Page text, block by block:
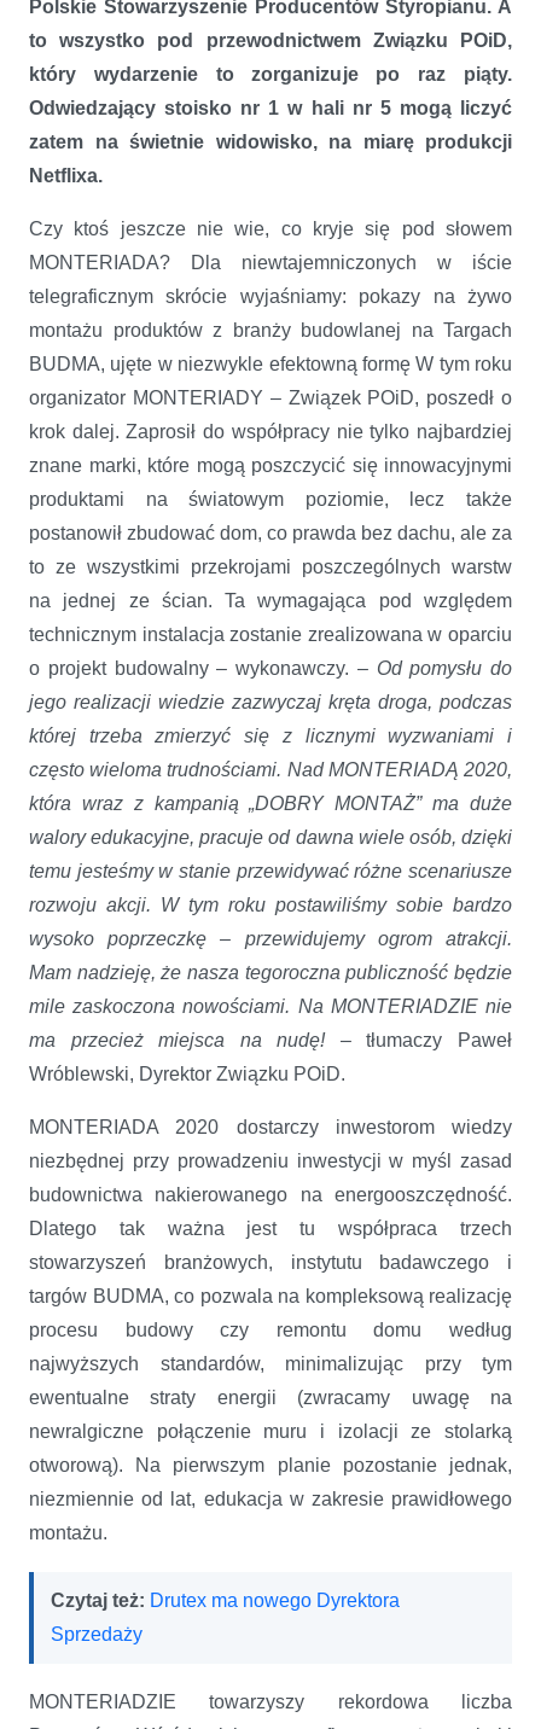
Polskie Stowarzyszenie Producentów Styropianu. A
to wszystko pod przewodnictwem Związku POiD,
który wydarzenie to zorganizuje po raz piąty.
Odwiedzający stoisko nr 1 w hali nr 5 mogą liczyć
zatem na świetnie widowisko, na miarę produkcji
Netflixa.
Czy ktoś jeszcze nie wie, co kryje się pod słowem
MONTERIADA? Dla niewtajemniczonych w iście
telegraficznym skrócie wyjaśniamy: pokazy na żywo
montażu produktów z branży budowlanej na Targach
BUDMA, ujęte w niezwykle efektowną formę W tym roku
organizator MONTERIADY – Związek POiD, poszedł o
krok dalej. Zaprosił do współpracy nie tylko najbardziej
znane marki, które mogą poszczycić się innowacyjnymi
produktami na światowym poziomie, lecz także
postanowił zbudować dom, co prawda bez dachu, ale za
to ze wszystkimi przekrojami poszczególnych warstw
na jednej ze ścian. Ta wymagająca pod względem
technicznym instalacja zostanie zrealizowana w oparciu
o projekt budowalny – wykonawczy. – Od pomysłu do
jego realizacji wiedzie zazwyczaj kręta droga, podczas
której trzeba zmierzyć się z licznymi wyzwaniami i
często wieloma trudnościami. Nad MONTERIADĄ 2020,
która wraz z kampanią „DOBRY MONTAŻ” ma duże
walory edukacyjne, pracuje od dawna wiele osób, dzięki
temu jesteśmy w stanie przewidywać różne scenariusze
rozwoju akcji. W tym roku postawiliśmy sobie bardzo
wysoko poprzeczkę – przewidujemy ogrom atrakcji.
Mam nadzieję, że nasza tegoroczna publiczność będzie
mile zaskoczona nowościami. Na MONTERIADZIE nie
ma przecież miejsca na nudę! – tłumaczy Paweł
Wróblewski, Dyrektor Związku POiD.
MONTERIADA 2020 dostarczy inwestorom wiedzy
niezbędnej przy prowadzeniu inwestycji w myśl zasad
budownictwa nakierowanego na energooszczędność.
Dlatego tak ważna jest tu współpraca trzech
stowarzyszeń branżowych, instytutu badawczego i
targów BUDMA, co pozwala na kompleksową realizację
procesu budowy czy remontu domu według
najwyższych standardów, minimalizując przy tym
ewentualne straty energii (zwracamy uwagę na
newralgiczne połączenie muru i izolacji ze stolarką
otworową). Na pierwszym planie pozostanie jednak,
niezmiennie od lat, edukacja w zakresie prawidłowego
montażu.
Czytaj też: Drutex ma nowego Dyrektora
Sprzedaży
MONTERIADZIE towarzyszy rekordowa liczba